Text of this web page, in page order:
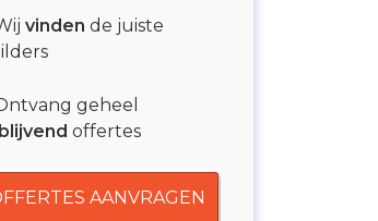
vinden de juiste
geheel
offertes
AANVRAGEN